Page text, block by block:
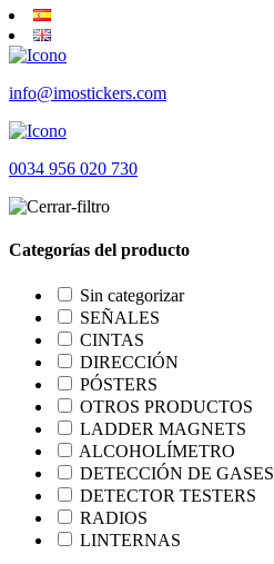
info@imostickers.com
0034 956 020 730
Categorías del producto
Sin categorizar
SEÑALES
CINTAS
DIRECCIÓN
PÓSTERS
OTROS PRODUCTOS
LADDER MAGNETS
ALCOHOLÍMETRO
DETECCIÓN DE GASES
DETECTOR TESTERS
RADIOS
LINTERNAS